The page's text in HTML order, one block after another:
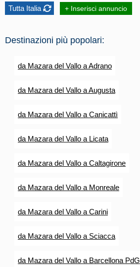
Tutta Italia + Inserisci annuncio
Destinazioni più popolari:
da Mazara del Vallo a Adrano
da Mazara del Vallo a Augusta
da Mazara del Vallo a Canicattì
da Mazara del Vallo a Licata
da Mazara del Vallo a Caltagirone
da Mazara del Vallo a Monreale
da Mazara del Vallo a Carini
da Mazara del Vallo a Sciacca
da Mazara del Vallo a Barcellona PdG